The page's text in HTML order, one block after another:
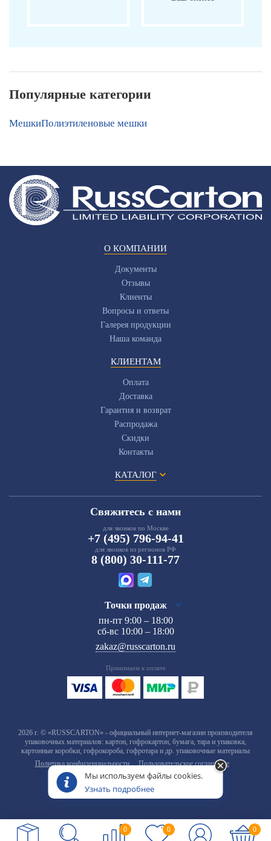
0 0 0
Популярные категории
МешкиПолиэтиленовые мешки
О КОМПАНИИ
Документы
Отзывы
Клиенты
Вопросы и ответы
Галерея продукции
Наша команда
КЛИЕНТАМ
Оплата
Доставка
Гарантия и возврат
Распродажа
Скидки
Контакты
КАТАЛОГ
Свяжитесь с нами
для звонков по Москве
+7 (495) 796-94-41
для звонков из регионов РФ
8 (800) 30-111-77
Точки продаж
пн-пт 9:00 – 18:00
сб-вс 10:00 – 18:00
zakaz@russcarton.ru
Принимаем к оплате
2026 г. © «RUSSCARTON» - официальный интернет-магазин производителя
упаковочных материалов: картон, гофрокартон, бумага, тара и упаковка,
картонные коробки, гофрокороба, гофротара и др. упаковочные материалы
Политика конфиденциальности
Пользовательское соглашение
Мы используем файлы cookies.
Узнать подробнее